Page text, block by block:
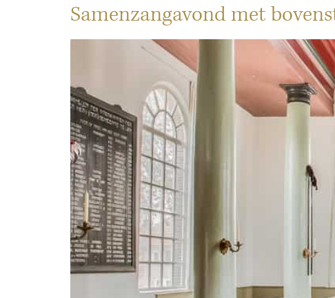
Samenzangavond met